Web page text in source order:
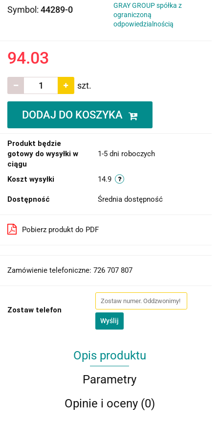
Symbol: 44289-0
GRAY GROUP spółka z
ograniczoną
odpowiedzialnością
94.03
szt.
DODAJ DO KOSZYKA
Produkt będzie
gotowy do wysyłki w
ciągu
1-5 dni roboczych
Koszt wysyłki 14.9
Dostępność Średnia dostępność
Pobierz produkt do PDF
Zamówienie telefoniczne: 726 707 807
Zostaw telefon
Wyślij
Opis produktu
Parametry
Opinie i oceny (0)